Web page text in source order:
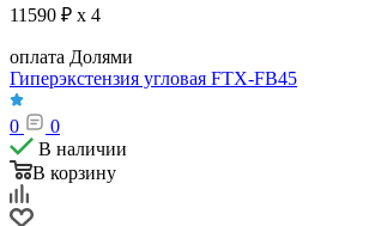
11590 ₽ x 4
оплата Долями
Гиперэкстензия угловая FTX-FB45
0
0
В наличии
В корзину